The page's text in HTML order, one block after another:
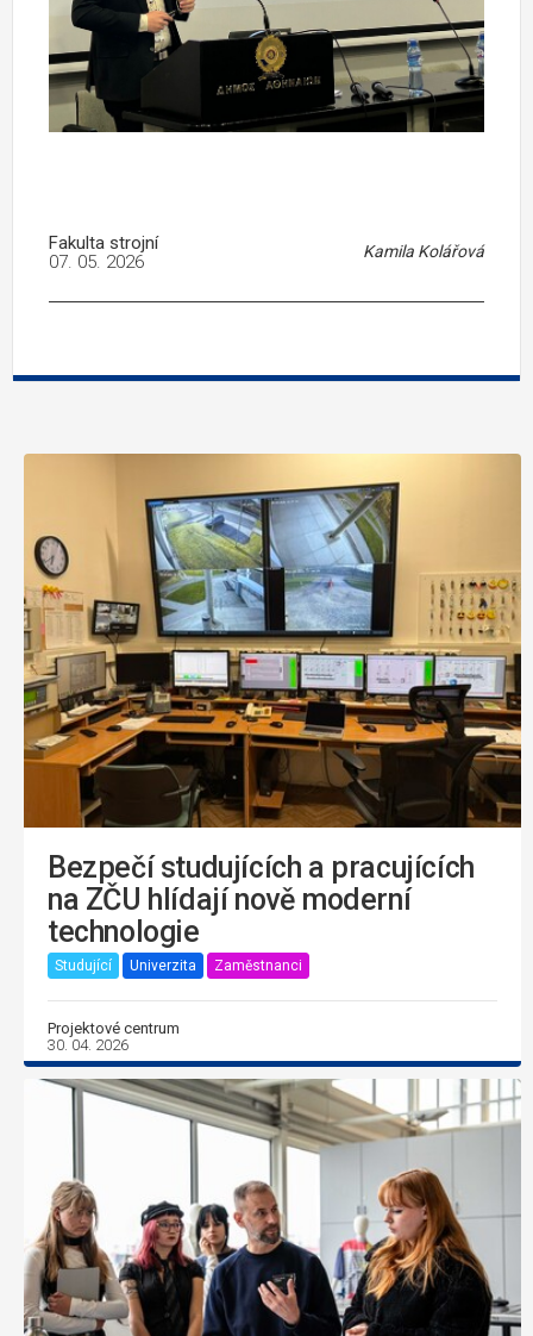
Fakulta strojní Kamila Kolářová
07. 05. 2026
Bezpečí studujících a pracujících
na ZČU hlídají nově moderní
technologie
Studující Univerzita Zaměstnanci
Projektové centrum
30. 04. 2026